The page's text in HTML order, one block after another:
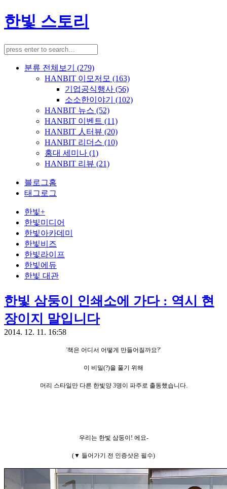
한빛 스토리
분류 전체보기 (279)
HANBIT 이모저모 (163)
기업공식행사 (56)
소소한이야기 (102)
HANBIT 뉴스 (52)
HANBIT 이벤트 (11)
HANBIT 人터뷰 (20)
HANBIT 리더스 (10)
홍대 세미나 (1)
HANBIT 리뷰 (21)
블로그홈
태그로그
한빛+
한빛미디어
한빛아카데미
한빛비즈
한빛라이프
한빛에듀
한빛 대관
한빛 삼둥이 인쇄소에 가다 : 역시 현
장이지 말입니다
2014. 12. 11. 16:58
'책은 어디서 어떻게 만들어질까요?'
이 비밀(?)을 풀기 위해
머리 스타일만 다른 한빛양 3명이 파주로 출동했습니다.
우리는 한빛 삼둥이! 에요-
(▼ 들어가기 전 인증샷은 필수)